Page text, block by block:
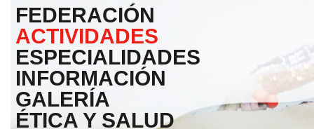
FEDERACIÓN
ACTIVIDADES
ESPECIALIDADES
INFORMACIÓN
GALERÍA
ÉTICA Y SALUD